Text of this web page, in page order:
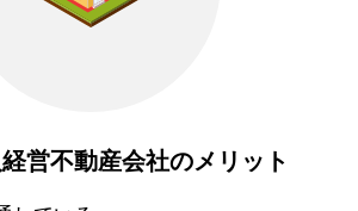
営不動産会社のメリット